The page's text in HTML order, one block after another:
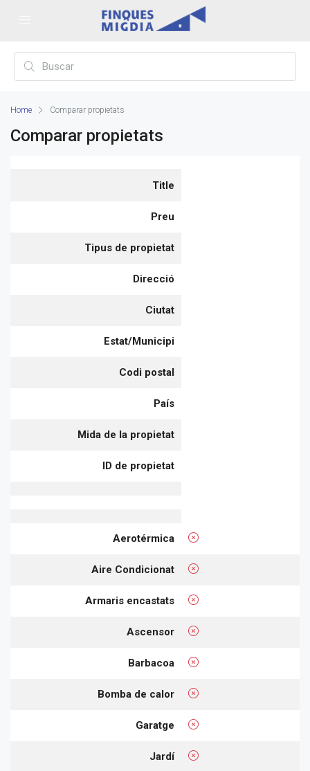
Home Comparar propietats
Comparar propietats
Title
Preu
Tipus de propietat
Direcció
Ciutat
Estat/Municipi
Codi postal
País
Mida de la propietat
ID de propietat
Aerotérmica
Aire Condicionat
Armaris encastats
Ascensor
Barbacoa
Bomba de calor
Garatge
Jardí